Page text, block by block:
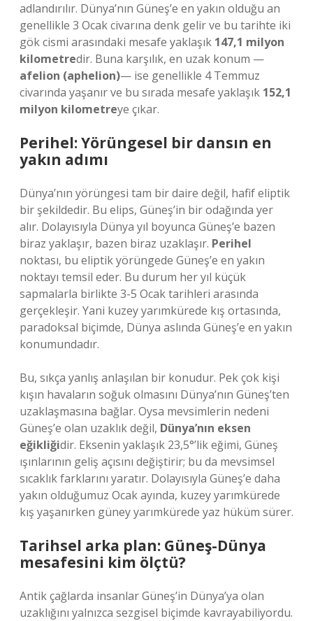
adlandırılır. Dünya’nın Güneş’e en yakın olduğu an
genellikle 3 Ocakcivarına denk gelir ve bu tarihte iki
gök cismi arasındaki mesafe yaklaşık 147,1 milyon
kilometredir. Buna karşılık, en uzak konum —
afelion (aphelion)— ise genellikle 4 Temmuz
civarında yaşanır ve bu sırada mesafe yaklaşık 152,1
milyon kilometreye çıkar.
Perihel: Yörüngesel bir dansın en
yakın adımı
Dünya’nın yörüngesi tam bir daire değil, hafif eliptik
bir şekildedir. Bu elips, Güneş’in bir odağında yer
alır. Dolayısıyla Dünya yıl boyunca Güneş’e bazen
biraz yaklaşır, bazen biraz uzaklaşır. Perihel
noktası, bu eliptik yörüngede Güneş’e en yakın
noktayı temsil eder. Bu durum her yıl küçük
sapmalarla birlikte 3-5 Ocaktarihleri arasında
gerçekleşir. Yani kuzey yarımkürede kış ortasında,
paradoksal biçimde, Dünya aslında Güneş’e en yakın
konumundadır.
Bu, sıkça yanlış anlaşılan bir konudur. Pek çok kişi
kışın havaların soğuk olmasını Dünya’nın Güneş’ten
uzaklaşmasına bağlar. Oysa mevsimlerin nedeni
Güneş’e olan uzaklık değil, Dünya’nın eksen
eğikliğidir. Eksenin yaklaşık 23,5°’lik eğimi, Güneş
ışınlarının geliş açısını değiştirir; bu da mevsimsel
sıcaklık farklarını yaratır. Dolayısıyla Güneş’e daha
yakın olduğumuz Ocak ayında, kuzey yarımkürede
kış yaşanırken güney yarımkürede yaz hüküm sürer.
Tarihsel arka plan: Güneş-Dünya
mesafesini kim ölçtü?
Antik çağlarda insanlar Güneş’in Dünya’ya olan
uzaklığını yalnızca sezgisel biçimde kavrayabiliyordu.